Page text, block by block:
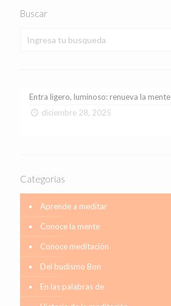
Buscar
Entra ligero, luminoso: renueva la mente
diciembre 28, 2025
Categorías
Aprende a meditar
Conoce la mente
Conoce meditación
Del budismo Bon
En las palabras de